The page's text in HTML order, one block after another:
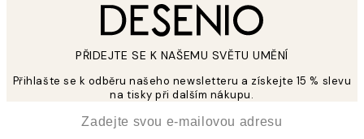
PŘIDEJTE SE K NAŠEMU SVĚTU UMĚNÍ
Přihlašte se k odběru našeho newsletteru a získejte 15 % slevu
na tisky při dalším nákupu.